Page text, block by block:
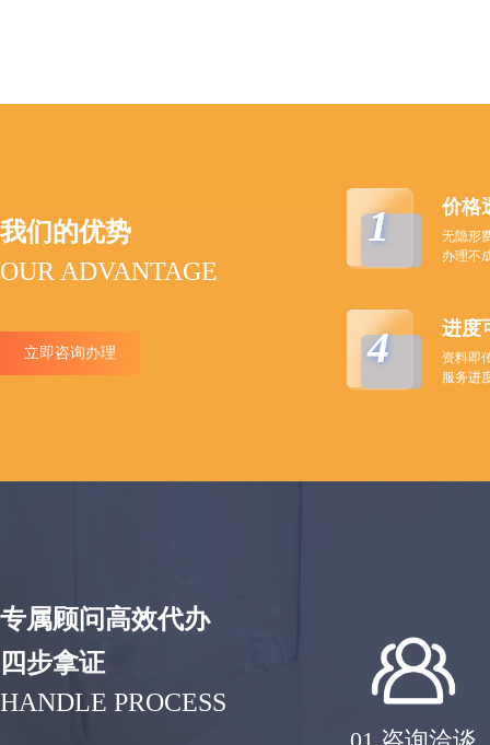
我们的优势
OUR ADVANTAGE
立即咨询办理
1 价格
无隐形
办理不
4 进度
资料即
服务进
专属顾问高效代办
四步拿证
HANDLE PROCESS
01.咨询洽谈